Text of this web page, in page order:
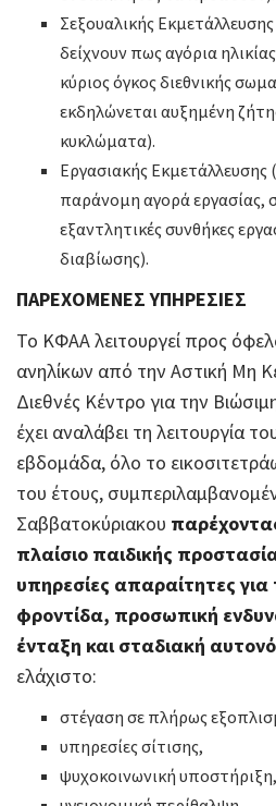
Σεξουαλικής Εκμετάλλευσης
δείχνουν πως αγόρια
κύριος όγκος διεθνικής
εκδηλώνεται αυξημένη
κυκλώματα).
Εργασιακής
παράνομη αγορά εργασίας,
εξαντλητικές συνθήκες
διαβίωσης).
ΠΑΡΕΧΟΜΕΝΕΣ ΥΠΗΡΕΣΙΕΣ
Το ΚΦΑΑ λειτουργεί προς
ανηλίκων από την Αστική Μη
Διεθνές Κέντρο για την
έχει αναλάβει τη λειτουργία
εβδομάδα, όλο το
του έτους,
Σαββατοκύριακου
πλαίσιο παιδικής
υπηρεσίες απαραίτητες για
φροντίδα, προσωπική
ένταξη και σταδιακή
ελάχιστο:
στέγαση σε πλήρως
υπηρεσίες σίτισης,
ψυχοκοινωνική υποστήριξη,